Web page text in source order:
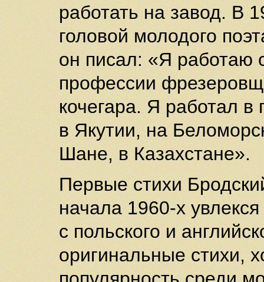
работать на завод. В
головой молодого
он писал: «Я работаю
профессии
кочегара. Я работал в
в Якутии, на
Шане, в Казахстане».
Первые стихи
начала 1960-х
с польского и
оригинальные стихи,